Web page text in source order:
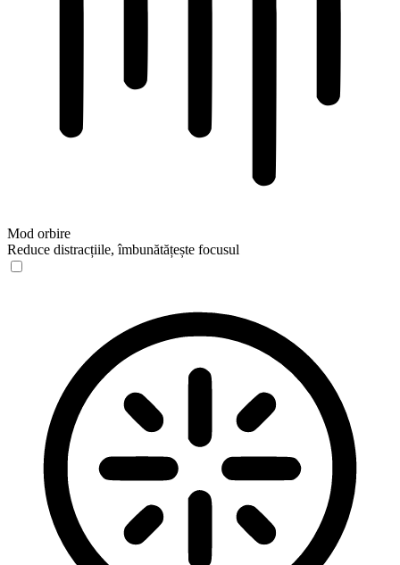
Mod orbire
Reduce distracțiile, îmbunătățește focusul